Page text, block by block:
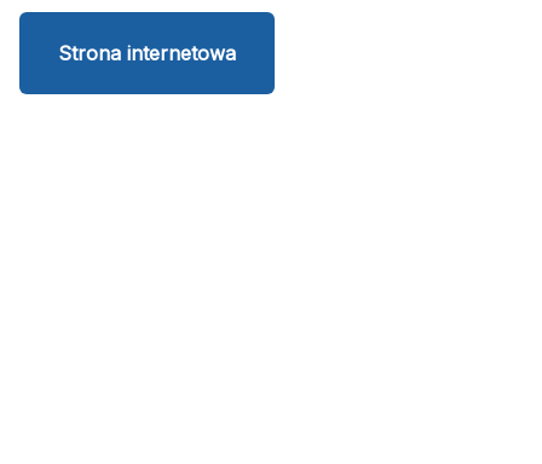
Strona internetowa